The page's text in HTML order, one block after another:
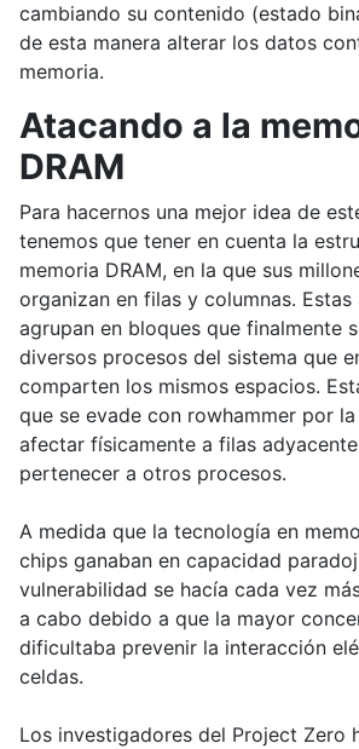
cambiando su contenido (estado
de esta manera alterar los datos
memoria.
Atacando a la
DRAM
Para hacernos una mejor idea de
tenemos que tener en cuenta la
memoria DRAM, en la que sus
organizan en filas y columnas. Estas
agrupan en bloques que finalmente
diversos procesos del sistema que
comparten los mismos espacios.
que se evade con rowhammer por
afectar físicamente a filas
pertenecer a otros procesos.
A medida que la tecnología en
chips ganaban en capacidad
vulnerabilidad se hacía cada vez
a cabo debido a que la mayor
dificultaba prevenir la interacción
celdas.
Los investigadores del Project Zero